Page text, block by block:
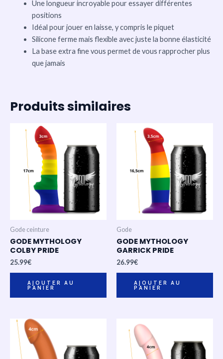
Une longueur incroyable pour essayer différentes
positions
Idéal pour jouer en laisse, y compris le piquet
Silicone ferme mais flexible avec juste la bonne élasticité
La base extra fine vous permet de vous rapprocher plus
que jamais
Produits similaires
Gode ceinture
GODE MYTHOLOGY
COLBY PRIDE
25.99€
AJOUTER AU
PANIER
Gode
GODE MYTHOLOGY
GARRICK PRIDE
26.99€
AJOUTER AU
PANIER